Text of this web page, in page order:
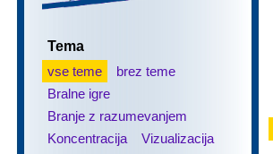
Tema
vse teme
brez teme
Bralne igre
Branje z razumevanjem
Koncentracija
Vizualizacija